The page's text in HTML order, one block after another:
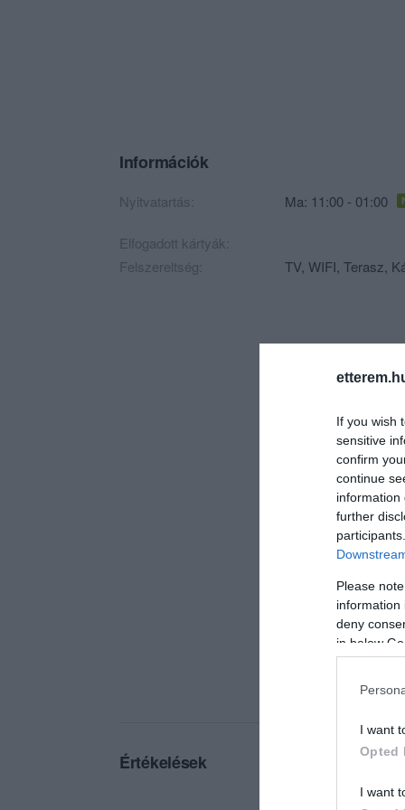
If you wish
sensitive
confirm
continue
information
further
Please
information
deny
in below
I want
Opted
I want
Információk
Nyitvatartás: Ma: 11:00 - 01:00
Elfogadott kártyák:
Felszereltség:
TV, WIFI, Terasz,
Értékelések